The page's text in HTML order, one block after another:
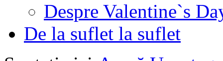
Despre Valentine`s
De la suflet la suflet